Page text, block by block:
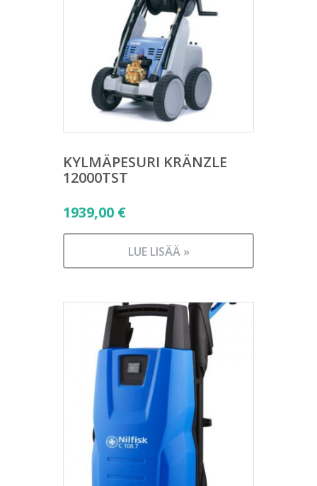
KYLMÄPESURI KRÄNZLE
12000TST
1939,00 €
LUE LISÄÄ »